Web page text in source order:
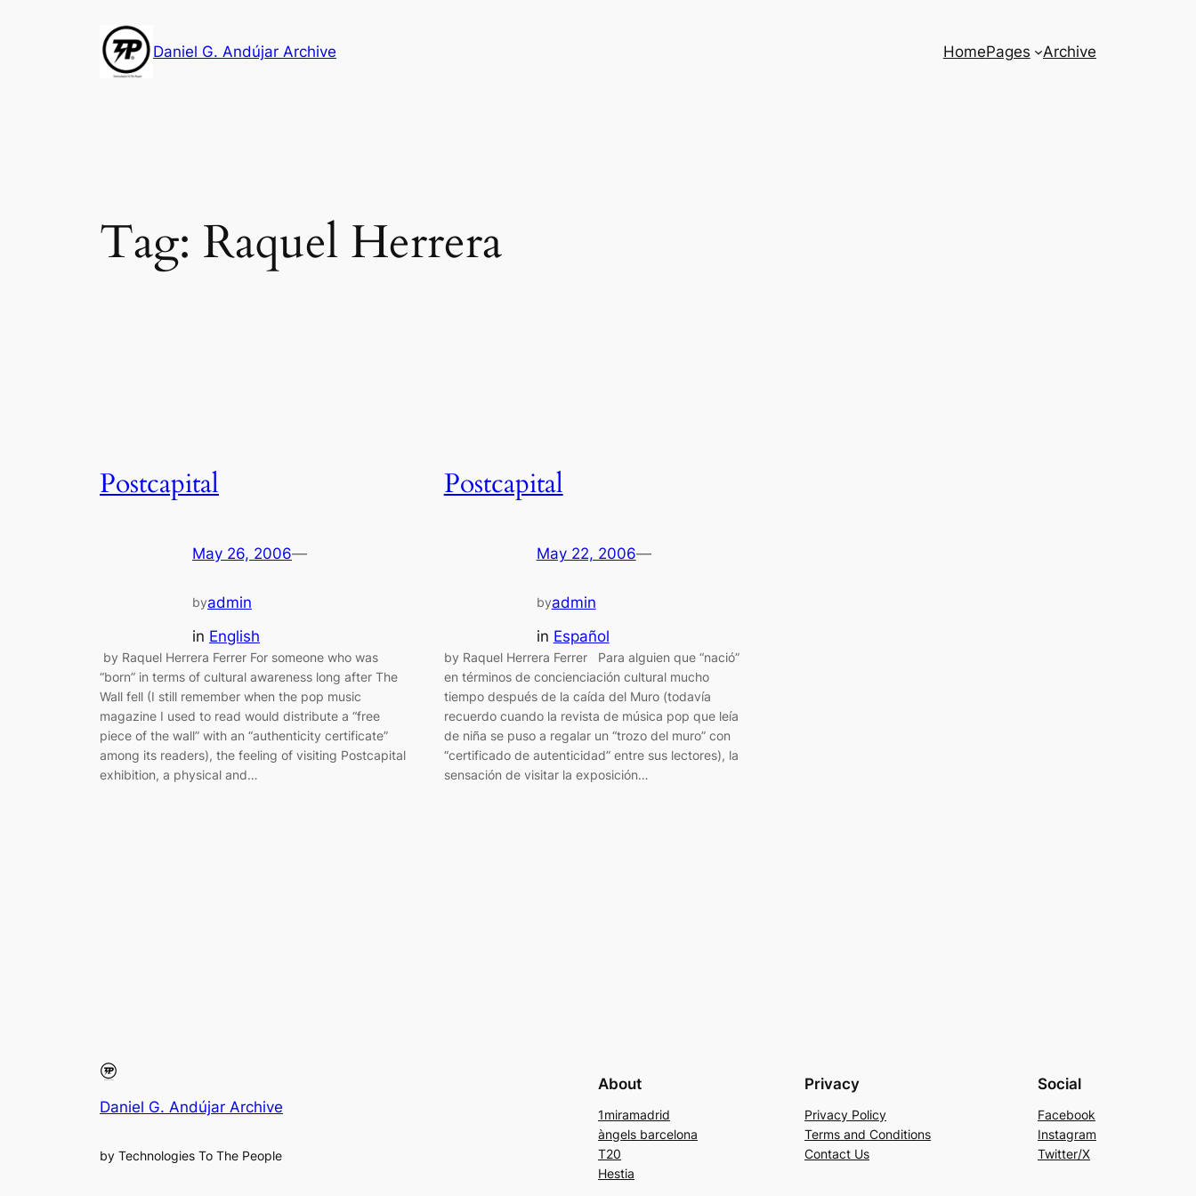
Daniel G. Andújar Archive HomePages Archive
Tag: Raquel Herrera
Postcapital
May 26, 2006—
byadmin
in English
by Raquel Herrera Ferrer For someone who was
“born” in terms of cultural awareness long after The
Wall fell (I still remember when the pop music
magazine I used to read would distribute a “free
piece of the wall” with an “authenticity certificate”
among its readers), the feeling of visiting Postcapital
exhibition, a physical and…
Postcapital
May 22, 2006—
byadmin
in Español
by Raquel Herrera Ferrer Para alguien que “nació”
en términos de concienciación cultural mucho
tiempo después de la caída del Muro (todavía
recuerdo cuando la revista de música pop que leía
de niña se puso a regalar un “trozo del muro” con
“certificado de autenticidad” entre sus lectores), la
sensación de visitar la exposición…
Daniel G. Andújar Archive
by Technologies To The People
About
1miramadrid
àngels barcelona
T20
Hestia
Privacy
Privacy Policy
Terms and Conditions
Contact Us
Social
Facebook
Instagram
Twitter/X